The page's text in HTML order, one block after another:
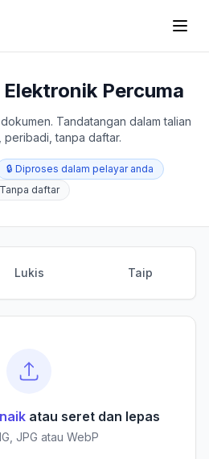
Percuma
Tandatangan dalam talian
tanpa daftar.
🔒 Diproses dalam pelayar anda
Tanpa daftar
Lukis Taip
atau seret dan lepas
JPG atau WebP